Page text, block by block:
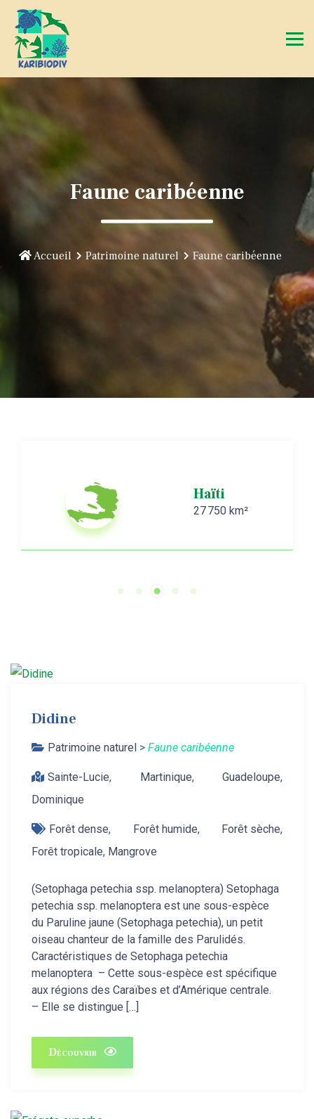
Faune caribéenne
Accueil Patrimoine naturel Faune caribéenne
Martinique
1 128 km²
Didine
Patrimoine naturel > Faune caribéenne
Sainte-Lucie, Martinique, Guadeloupe,
Dominique
Forêt dense, Forêt humide, Forêt sèche,
Forêt tropicale, Mangrove
(Setophaga petechia ssp. melanoptera) Setophaga
petechia ssp. melanoptera est une sous-espèce
du Paruline jaune (Setophaga petechia), un petit
oiseau chanteur de la famille des Parulidés.
Caractéristiques de Setophaga petechia
melanoptera – Cette sous-espèce est spécifique
aux régions des Caraïbes et d’Amérique centrale.
– Elle se distingue […]
Découvrir